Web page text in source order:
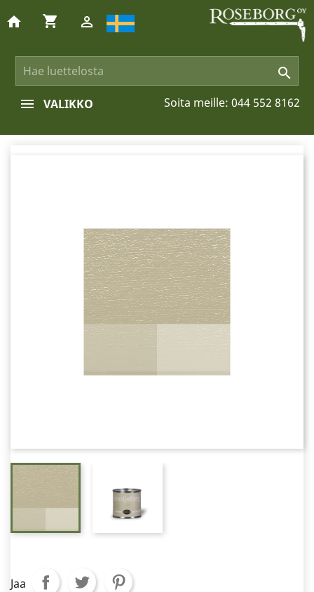

home shopping_cart 
Soita meille: 044 552 8162
VALIKKO
Jaa